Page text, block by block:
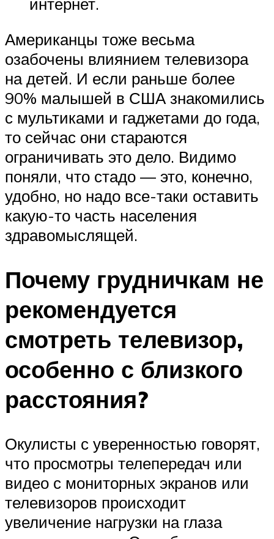
Американцы тоже весьма
озабочены влиянием телевизора
на детей. И если раньше более
90% малышей в США знакомились
с мультиками и гаджетами до года,
то сейчас они стараются
ограничивать это дело. Видимо
поняли, что стадо — это, конечно,
удобно, но надо все-таки оставить
какую-то часть населения
здравомыслящей.
Почему грудничкам не
рекомендуется
смотреть телевизор,
особенно с близкого
расстояния?
Окулисты с уверенностью говорят,
что просмотры телепередач или
видео с мониторных экранов или
телевизоров происходит
увеличение нагрузки на глаза